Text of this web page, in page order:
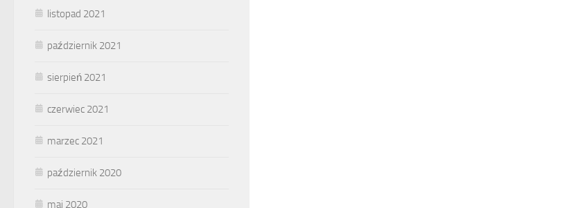
listopad 2021
październik 2021
sierpień 2021
czerwiec 2021
marzec 2021
październik 2020
maj 2020